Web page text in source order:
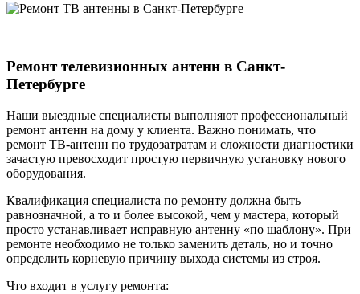
Ремонт телевизионных антенн в Санкт-
Петербурге
Наши выездные специалисты выполняют профессиональный
ремонт антенн на дому у клиента. Важно понимать, что
ремонт ТВ-антенн по трудозатратам и сложности диагностики
зачастую превосходит простую первичную установку нового
оборудования.
Квалификация специалиста по ремонту должна быть
равнозначной, а то и более высокой, чем у мастера, который
просто устанавливает исправную антенну «по шаблону». При
ремонте необходимо не только заменить деталь, но и точно
определить корневую причину выхода системы из строя.
Что входит в услугу ремонта: